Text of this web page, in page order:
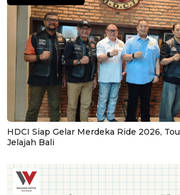
HDCI Siap Gelar Merdeka Ride 2026,
Jelajah Bali